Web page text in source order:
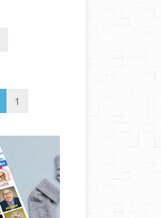
1